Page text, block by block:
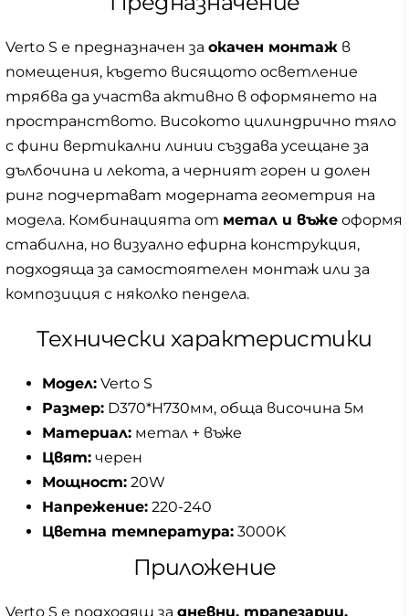
Verto S е предназначен за окачен монтаж в
помещения, където висящото осветление
трябва да участва активно в оформянето на
пространството. Високото цилиндрично тяло
с фини вертикални линии създава усещане за
дълбочина и лекота, а черният горен и долен
ринг подчертават модерната геометрия на
модела. Комбинацията от метал и въже оформя
стабилна, но визуално ефирна конструкция,
подходяща за самостоятелен монтаж или за
композиция с няколко пендела.
Технически характеристики
Модел: Verto S
Размер: D370*H730мм, обща височина 5м
Материал: метал + въже
Цвят: черен
Мощност: 20W
Напрежение: 220-240
Цветна температура: 3000K
Приложение
Verto S е подходящ за дневни, трапезарии,